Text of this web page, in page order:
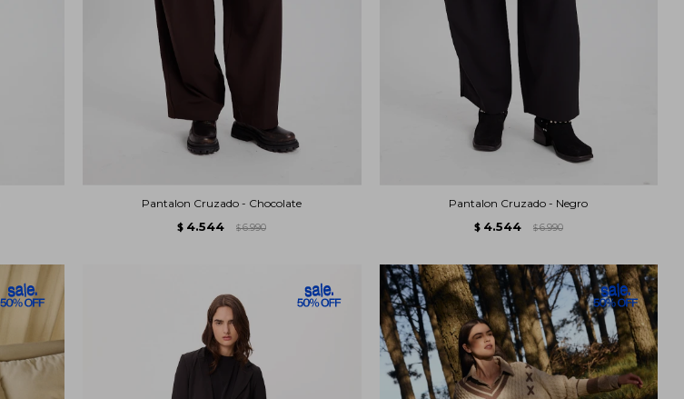
Pantalon Cruzado - Chocolate
$ 4.544 $ 6.990
Pantalon Cruzado - Negro
$ 4.544 $ 6.990